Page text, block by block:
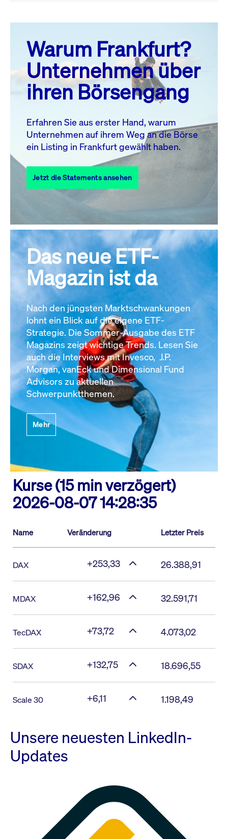
August 26
MO. DI. MI. DO. FR. SA. SO.
1
2
3
4 5 6 7 8
10 11 13 14
17
18 19 20 21 22
23
27 28
31
Alle Events
Warum Frankfurt?
Unternehmen über
ihren Börsengang
Erfahren Sie aus erster Hand, warum
Unternehmen auf ihrem Weg an die Börse
ein Listing in Frankfurt gewählt haben.
Jetzt die Statements ansehen
Das neue ETF-
Magazin ist da
Nach den jüngsten Marktschwankungen
lohnt ein Blick auf die eigene ETF-
Strategie. Die Sommer-Ausgabe des ETF
Magazins zeigt wichtige Trends. Lesen Sie
auch die Interviews mit Invesco, J.P.
Morgan, vanEck und Dimensional Fund
Advisors zu aktuellen
Schwerpunktthemen.
Mehr
Kurse (15 min verzögert)
2026-08-07 14:28:35
Name Veränderung Letzter Preis
DAX +253,33 26.388,91
MDAX +162,96 32.591,71
TecDAX +73,72 4.073,02
SDAX +132,75 18.696,55
Scale 30 +6,11 1.198,49
Unsere neuesten LinkedIn-
Updates